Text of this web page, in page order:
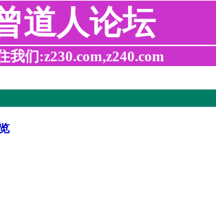
道人论坛
我们:z230.com,z240.com